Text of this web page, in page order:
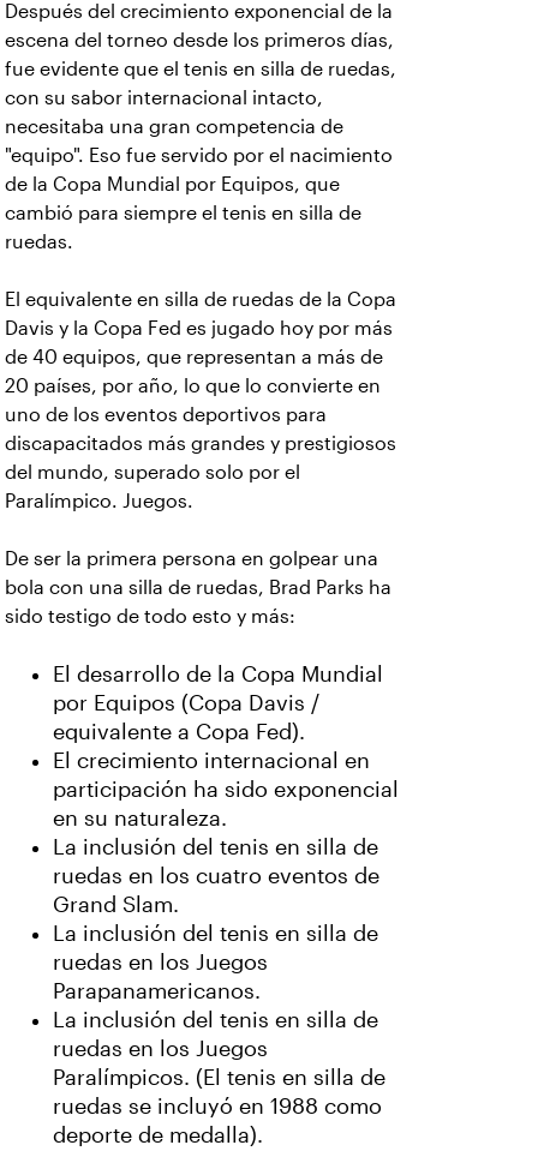
Después del crecimiento exponencial de la
escena del torneo desde los primeros días,
fue evidente que el tenis en silla de ruedas,
con su sabor internacional intacto,
necesitaba una gran competencia de
"equipo". Eso fue servido por el nacimiento
de la Copa Mundial por Equipos, que
cambió para siempre el tenis en silla de
ruedas.
El equivalente en silla de ruedas de la Copa
Davis y la Copa Fed es jugado hoy por más
de 40 equipos, que representan a más de
20 países, por año, lo que lo convierte en
uno de los eventos deportivos para
discapacitados más grandes y prestigiosos
del mundo, superado solo por el
Paralímpico. Juegos.
De ser la primera persona en golpear una
bola con una silla de ruedas, Brad Parks ha
sido testigo de todo esto y más:
El desarrollo de la Copa Mundial
por Equipos (Copa Davis /
equivalente a Copa Fed).
El crecimiento internacional en
participación ha sido exponencial
en su naturaleza.
La inclusión del tenis en silla de
ruedas en los cuatro eventos de
Grand Slam.
La inclusión del tenis en silla de
ruedas en los Juegos
Parapanamericanos.
La inclusión del tenis en silla de
ruedas en los Juegos
Paralímpicos. (El tenis en silla de
ruedas se incluyó en 1988 como
deporte de medalla).